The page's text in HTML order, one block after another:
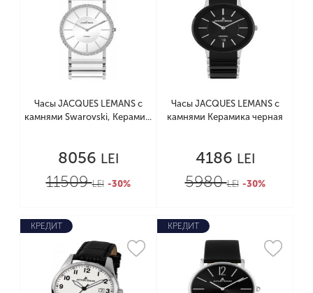
Часы JACQUES LEMANS с
камнями Swarovski, Керами...
8056 LEI
11509LEI -30%
Часы JACQUES LEMANS с
камнями Керамика черная
4186 LEI
5980LEI -30%
КРЕДИТ КРЕДИТ